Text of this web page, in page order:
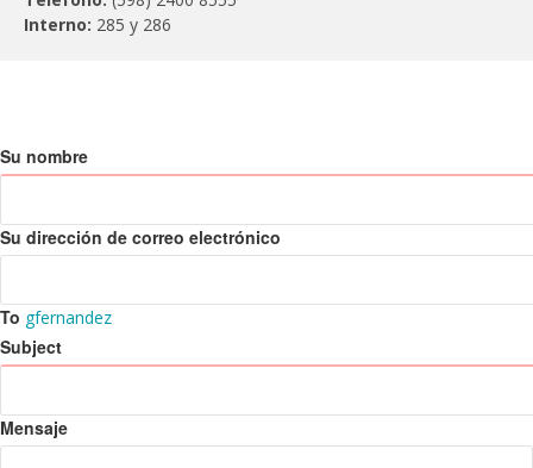
Interno: 285 y 286
Su nombre
Su dirección de correo electrónico
To gfernandez
Subject
Mensaje